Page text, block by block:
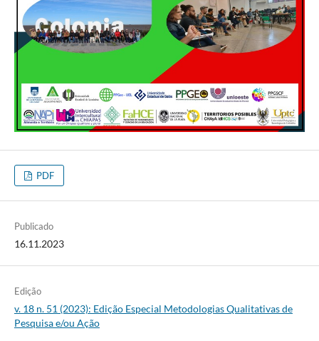
PDF
Publicado
16.11.2023
Edição
v. 18 n. 51 (2023): Edição Especial Metodologias Qualitativas de
Pesquisa e/ou Ação